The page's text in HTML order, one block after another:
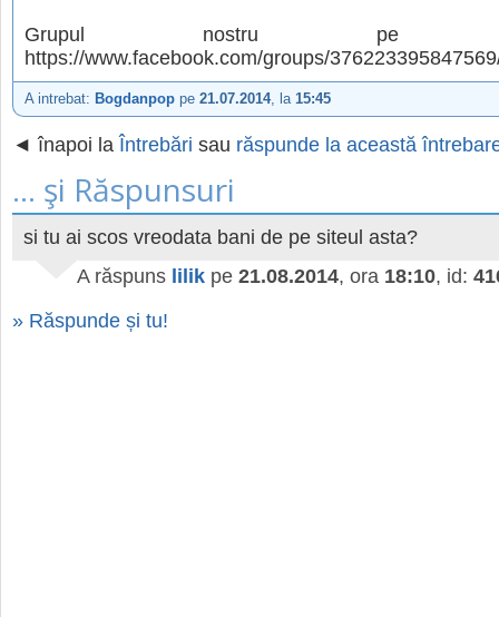
Grupul nostru pe
https://www.facebook.com/groups/
A intrebat: Bogdanpop pe 21.07.2014, la 15:45
◄ înapoi la Întrebări sau răspunde la această
... şi Răspunsuri
si tu ai scos vreodata bani de pe siteul asta?
A răspuns lilik pe 21.08.2014, ora 18:10, id:
» Răspunde și tu!